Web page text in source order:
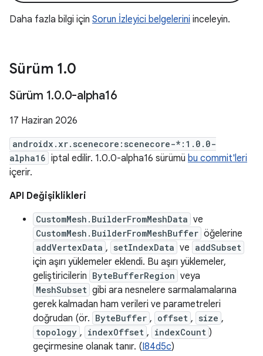
Daha fazla bilgi için Sorun İzleyici belgelerini inceleyin.
Sürüm 1.0
Sürüm 1.0.0-alpha16
17 Haziran 2026
androidx.xr.scenecore:scenecore-*:1.0.0-
alpha16 iptal edilir. 1.0.0-alpha16 sürümü bu commit'leri
içerir.
API Değişiklikleri
CustomMesh.BuilderFromMeshData ve
CustomMesh.BuilderFromMeshBuffer öğelerine
addVertexData , setIndexData ve addSubset
için aşırı yüklemeler eklendi. Bu aşırı yüklemeler,
geliştiricilerin ByteBufferRegion veya
MeshSubset gibi ara nesnelere sarmalamalarına
gerek kalmadan ham verileri ve parametreleri
doğrudan (ör. ByteBuffer , offset , size ,
topology , indexOffset , indexCount )
geçirmesine olanak tanır. (I84d5c)